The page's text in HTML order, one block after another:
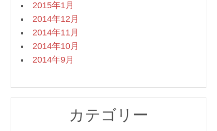
2015年1月
2014年12月
2014年11月
2014年10月
2014年9月
カテゴリー